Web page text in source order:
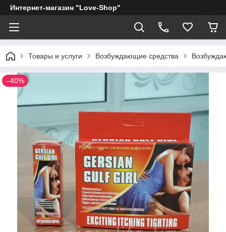
Интернет-магазин "Love-Shop"
Товары и услуги Возбуждающие средства
–40%